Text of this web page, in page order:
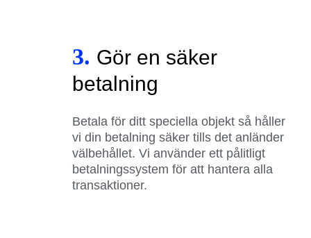
3. Gör en säker
betalning
Betala för ditt speciella objekt så håller
vi din betalning säker tills det anländer
välbehållet. Vi använder ett pålitligt
betalningssystem för att hantera alla
transaktioner.